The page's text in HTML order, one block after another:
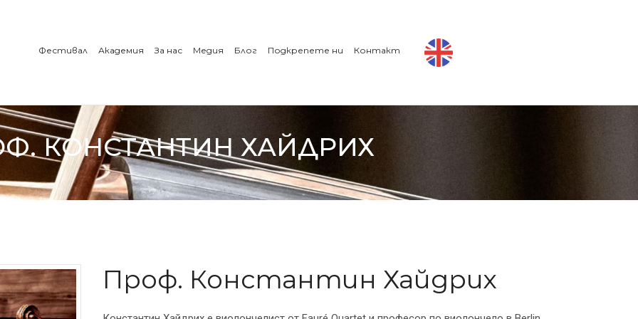
Фестивал Академия За нас Медия Блог Подкрепете ни Контакт
КОНСТАНТИН ХАЙДРИХ
Проф. Константин Хайдрих